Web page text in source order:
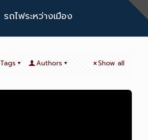
รถไฟระหว่างเมือง
Tags Authors Show all